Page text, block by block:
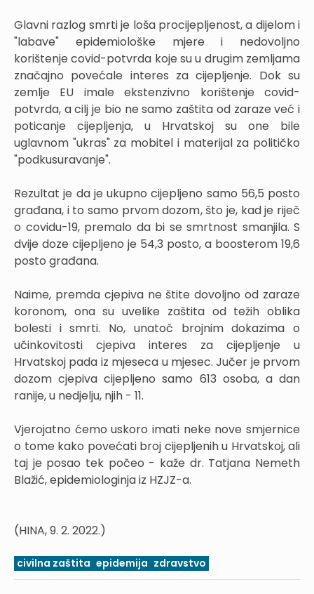
Glavni razlog smrti je loša procijepljenost, a dijelom i
"labave" epidemiološke mjere i nedovoljno
korištenje covid-potvrda koje su u drugim zemljama
značajno povećale interes za cijepljenje. Dok su
zemlje EU imale ekstenzivno korištenje covid-
potvrda, a cilj je bio ne samo zaštita od zaraze već i
poticanje cijepljenja, u Hrvatskoj su one bile
uglavnom "ukras" za mobitel i materijal za političko
"podkusuravanje".
Rezultat je da je ukupno cijepljeno samo 56,5 posto
građana, i to samo prvom dozom, što je, kad je riječ
o covidu-19, premalo da bi se smrtnost smanjila. S
dvije doze cijepljeno je 54,3 posto, a boosterom 19,6
posto građana.
Naime, premda cjepiva ne štite dovoljno od zaraze
koronom, ona su uvelike zaštita od težih oblika
bolesti i smrti. No, unatoč brojnim dokazima o
učinkovitosti cjepiva interes za cijepljenje u
Hrvatskoj pada iz mjeseca u mjesec. Jučer je prvom
dozom cjepiva cijepljeno samo 613 osoba, a dan
ranije, u nedjelju, njih - 11.
Vjerojatno ćemo uskoro imati neke nove smjernice
o tome kako povećati broj cijepljenih u Hrvatskoj, ali
taj je posao tek počeo - kaže dr. Tatjana Nemeth
Blažić, epidemiologinja iz HZJZ-a.
(HINA, 9. 2. 2022.)
civilna zaštita epidemija zdravstvo